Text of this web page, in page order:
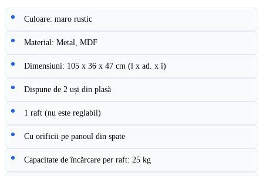
Culoare: maro rustic
Material: Metal, MDF
Dimensiuni: 105 x 36 x 47 cm (l x ad. x î)
Dispune de 2 uși din plasă
1 raft (nu este reglabil)
Cu orificii pe panoul din spate
Capacitate de încărcare per raft: 25 kg